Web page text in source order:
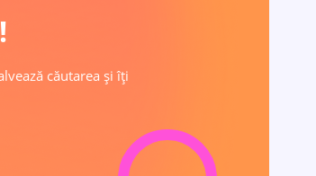
căutarea și îți